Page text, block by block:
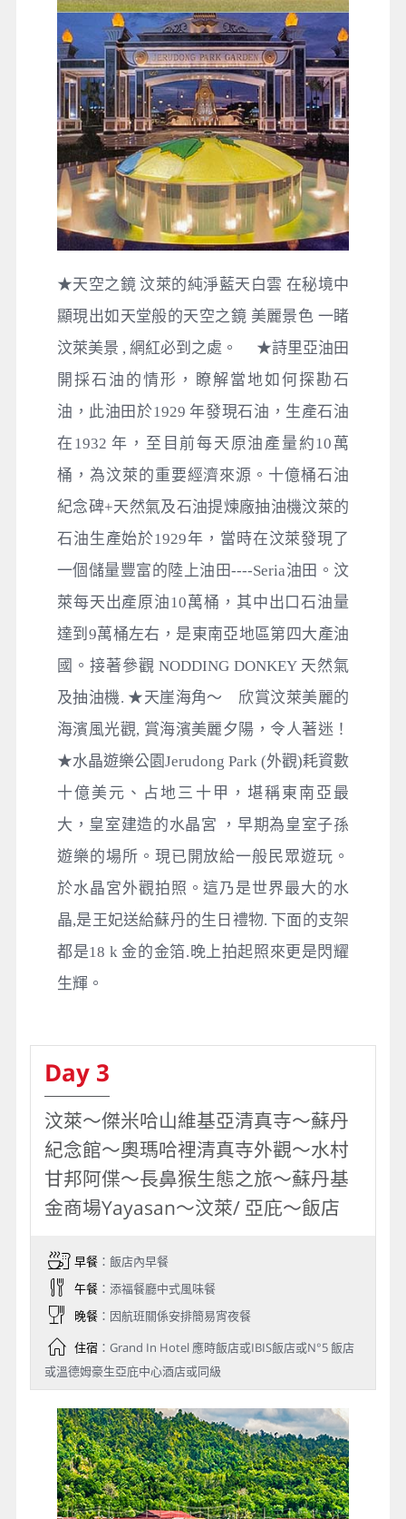
★天空之鏡 汶萊的純淨藍天白雲 在秘境中
顯現出如天堂般的天空之鏡 美麗景色 一睹
汶萊美景 , 網紅必到之處。 ★詩里亞油田
開採石油的情形，瞭解當地如何探勘石
油，此油田於1929 年發現石油，生產石油
在1932 年，至目前每天原油產量約10萬
桶，為汶萊的重要經濟來源。十億桶石油
紀念碑+天然氣及石油提煉廠抽油機汶萊的
石油生產始於1929年，當時在汶萊發現了
一個儲量豐富的陸上油田----Seria油田。汶
萊每天出產原油10萬桶，其中出口石油量
達到9萬桶左右，是東南亞地區第四大產油
國。接著參觀 NODDING DONKEY 天然氣
及抽油機. ★天崖海角～ 欣賞汶萊美麗的
海濱風光觀, 賞海濱美麗夕陽，令人著迷！
★水晶遊樂公園Jerudong Park (外觀)耗資數
十億美元、占地三十甲，堪稱東南亞最
大，皇室建造的水晶宮 ，早期為皇室子孫
遊樂的場所。現已開放給一般民眾遊玩。
於水晶宮外觀拍照。這乃是世界最大的水
晶,是王妃送給蘇丹的生日禮物. 下面的支架
都是18 k 金的金箔.晚上拍起照來更是閃耀
生輝。
Day 3
汶萊～傑米哈山維基亞清真寺～蘇丹
紀念館～奧瑪哈裡清真寺外觀～水村
甘邦阿偞～長鼻猴生態之旅～蘇丹基
金商場Yayasan～汶萊/ 亞庇～飯店
早餐：飯店內早餐
午餐：添福餐廳中式風味餐
晚餐：因航班關係安排簡易宵夜餐
住宿：Grand In Hotel 應時飯店或IBIS飯店或N°5 飯店
或溫德姆豪生亞庇中心酒店或同級